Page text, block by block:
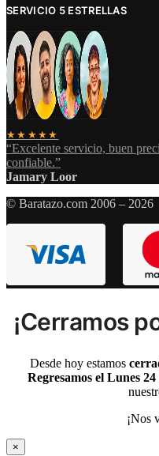
SERVICIO 5 ESTRELLAS
★★★★★
“Excelente servicio, buen
confiable.”
Jamary Loor
© Baratazo.com 2006 – 2026
¡Cerramos
Desde hoy estamos
Regresamos el Lunes 24
¡Nos
×